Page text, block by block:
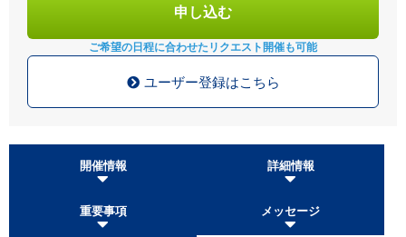
申し込む
ご希望の日程に合わせたリクエスト開催も可能
ユーザー登録はこちら
開催情報 詳細情報
重要事項 メッセージ